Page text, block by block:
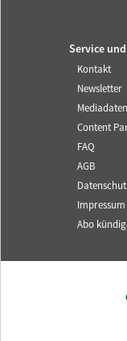
Service
Kontakt
Newsletter
Mediadaten
Content
FAQ
AGB
Impressum
Abo